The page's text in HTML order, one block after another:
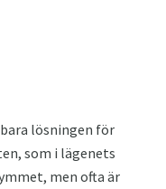
lösningen för
som i lägenets
men ofta är